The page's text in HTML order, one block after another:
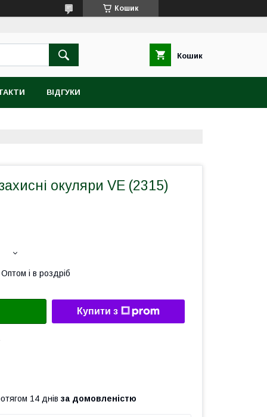
Кошик
Кошик
ВІДГУКИ
окуляри VE (2315)
Оптом і в роздріб
Купити з
14 днів за домовленістю